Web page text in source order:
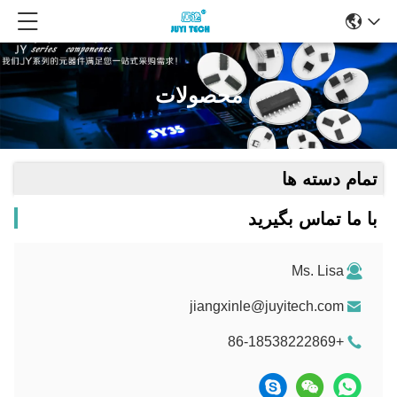
محصولات
تمام دسته ها
با ما تماس بگیرید
Ms. Lisa
jiangxinle@juyitech.com
+86-18538222869